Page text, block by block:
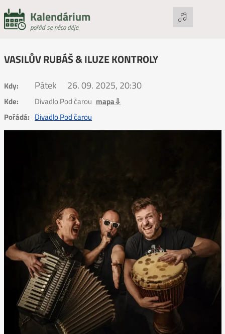
Kalendárium
pořád se něco děje
VASILŮV RUBÁŠ & ILUZE KONTROLY
Kdy: Pátek 26. 09. 2025, 20:30
Kde: Divadlo Pod čarou mapa⇩
Pořádá: Divadlo Pod čarou